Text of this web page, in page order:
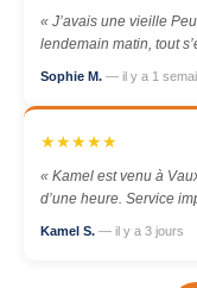
« J’avais une vieille
lendemain matin, tout
Sophie M. — il y a 1
★★★★★
« Kamel est venu à
d’une heure. Service
Kamel S. — il y a 3 jours